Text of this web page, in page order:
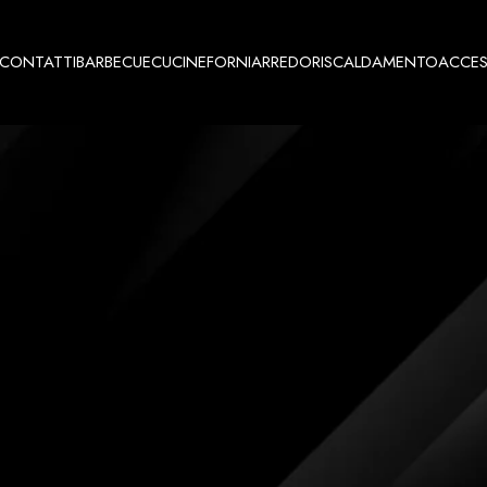
CONTATTIBARBECUECUCINEFORNIARREDORISCALDAMENTO